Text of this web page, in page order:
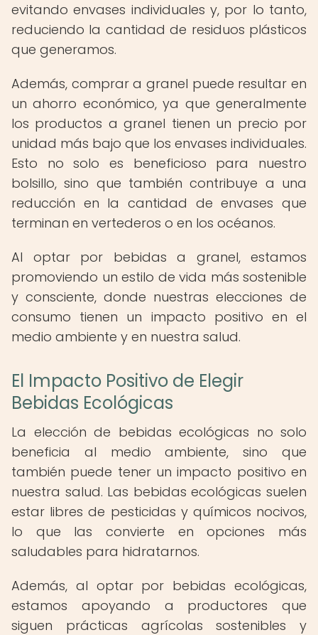
evitando envases individuales y, por lo tanto,
reduciendo la cantidad de residuos plásticos
que generamos.
Además, comprar a granel puede resultar en
un ahorro económico, ya que generalmente
los productos a granel tienen un precio por
unidad más bajo que los envases individuales.
Esto no solo es beneficioso para nuestro
bolsillo, sino que también contribuye a una
reducción en la cantidad de envases que
terminan en vertederos o en los océanos.
Al optar por bebidas a granel, estamos
promoviendo un estilo de vida más sostenible
y consciente, donde nuestras elecciones de
consumo tienen un impacto positivo en el
medio ambiente y en nuestra salud.
El Impacto Positivo de Elegir
Bebidas Ecológicas
La elección de bebidas ecológicas no solo
beneficia al medio ambiente, sino que
también puede tener un impacto positivo en
nuestra salud. Las bebidas ecológicas suelen
estar libres de pesticidas y químicos nocivos,
lo que las convierte en opciones más
saludables para hidratarnos.
Además, al optar por bebidas ecológicas,
estamos apoyando a productores que
siguen prácticas agrícolas sostenibles y